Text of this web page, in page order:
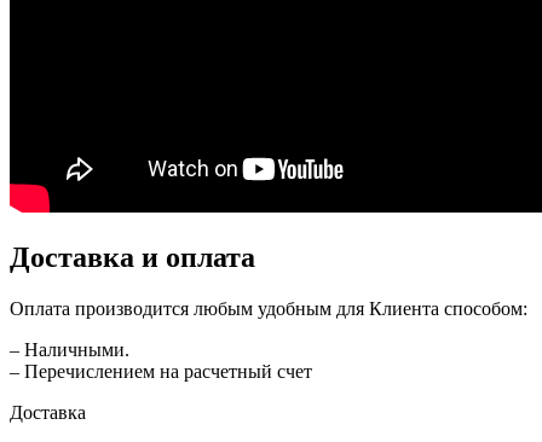
Доставка и оплата
Оплата производится любым удобным для Клиента способом:
– Наличными.
– Перечислением на расчетный счет
Доставка